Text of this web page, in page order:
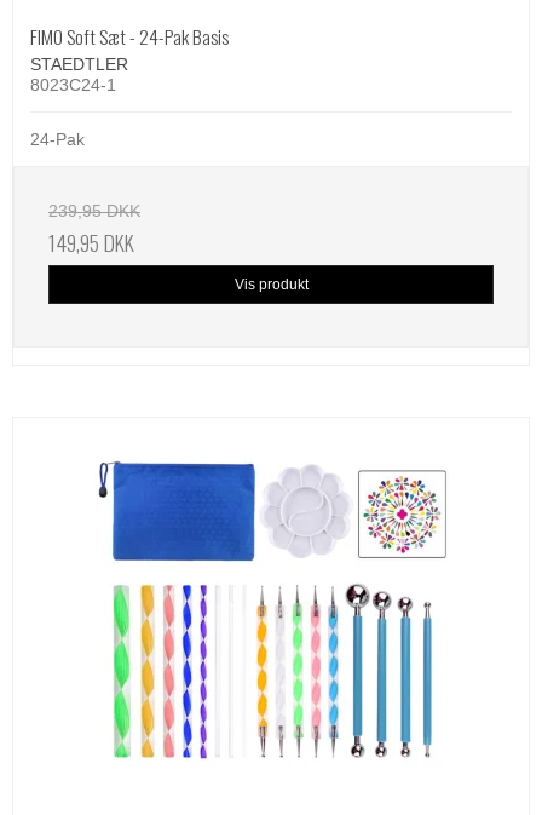
FIMO Soft Sæt - 24-Pak Basis
STAEDTLER
8023C24-1
24-Pak
239,95 DKK
149,95 DKK
Vis produkt